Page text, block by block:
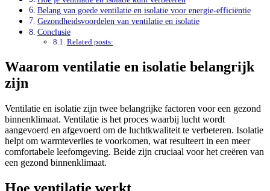
Belang van goede ventilatie en isolatie voor energie-efficiëntie
Gezondheidsvoordelen van ventilatie en isolatie
Conclusie
Related posts:
Waarom ventilatie en isolatie belangrijk
zijn
Ventilatie en isolatie zijn twee belangrijke factoren voor een gezond
binnenklimaat. Ventilatie is het proces waarbij lucht wordt
aangevoerd en afgevoerd om de luchtkwaliteit te verbeteren. Isolatie
helpt om warmteverlies te voorkomen, wat resulteert in een meer
comfortabele leefomgeving. Beide zijn cruciaal voor het creëren van
een gezond binnenklimaat.